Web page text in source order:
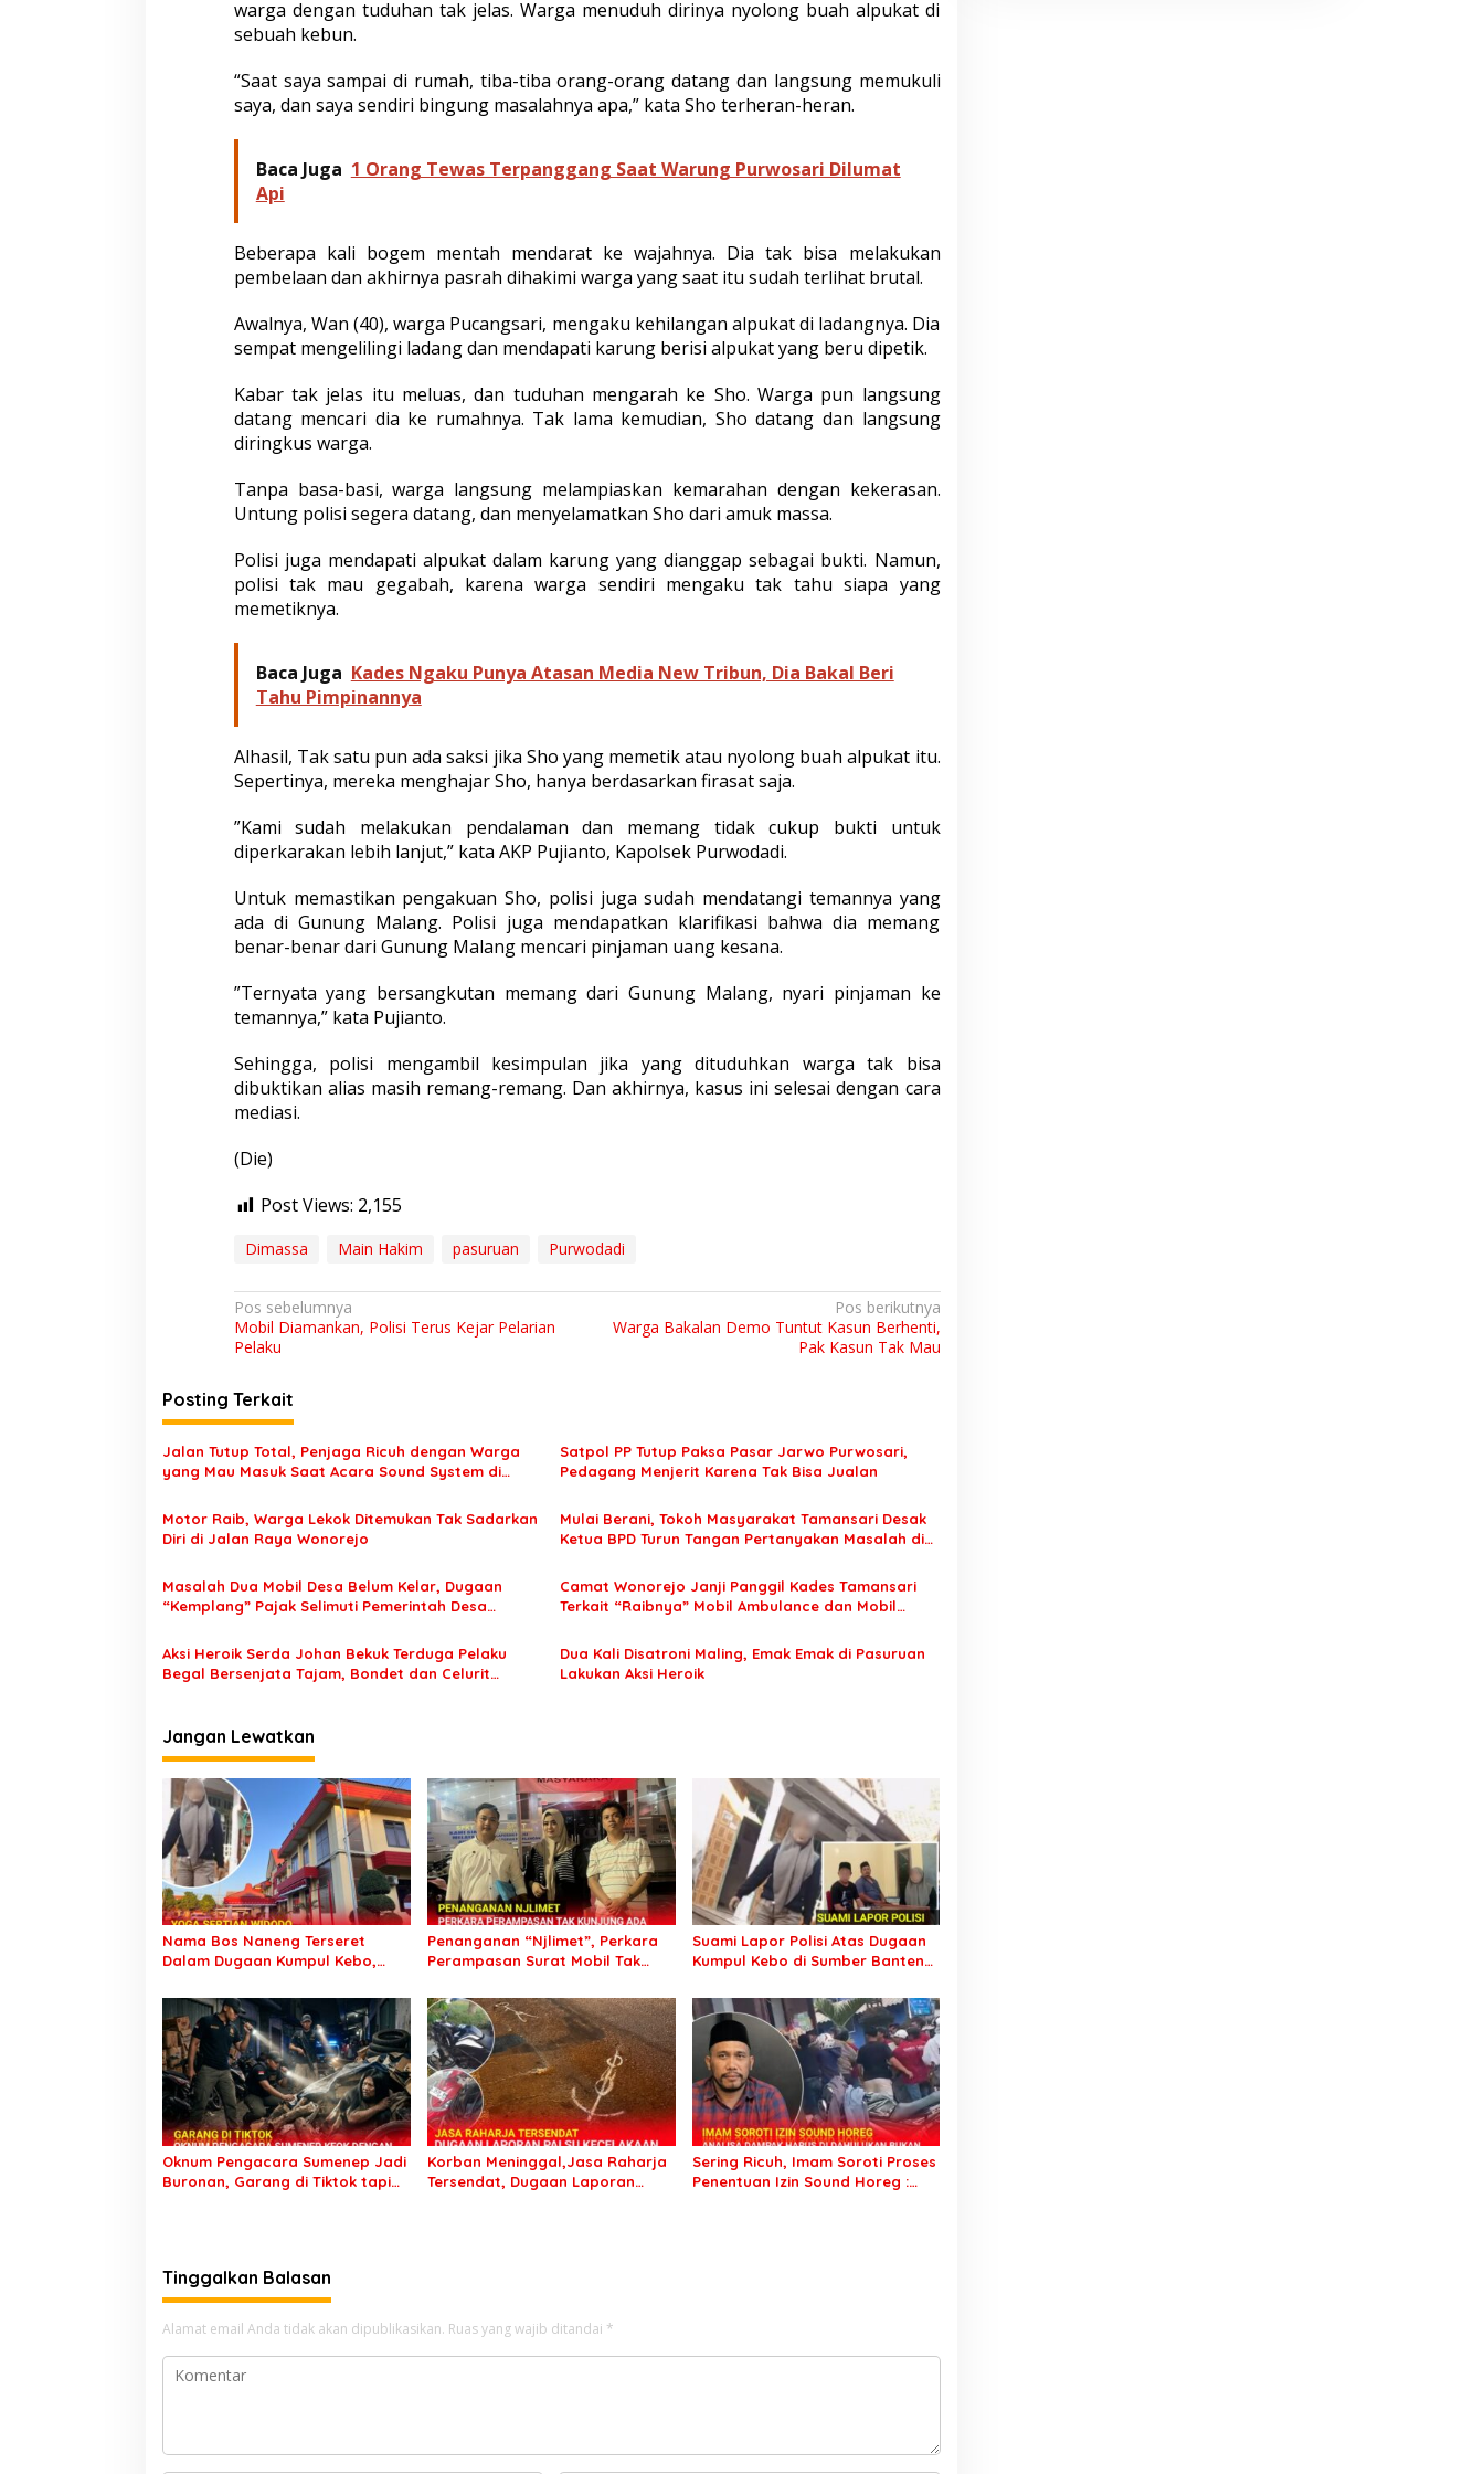
warga dengan tuduhan tak jelas. Warga menuduh dirinya nyolong buah alpukat di
sebuah kebun.
“Saat saya sampai di rumah, tiba-tiba orang-orang datang dan langsung memukuli
saya, dan saya sendiri bingung masalahnya apa,” kata Sho terheran-heran.
Baca Juga 1 Orang Tewas Terpanggang Saat Warung Purwosari Dilumat
Api
Beberapa kali bogem mentah mendarat ke wajahnya. Dia tak bisa melakukan
pembelaan dan akhirnya pasrah dihakimi warga yang saat itu sudah terlihat brutal.
Awalnya, Wan (40), warga Pucangsari, mengaku kehilangan alpukat di ladangnya. Dia
sempat mengelilingi ladang dan mendapati karung berisi alpukat yang beru dipetik.
Kabar tak jelas itu meluas, dan tuduhan mengarah ke Sho. Warga pun langsung
datang mencari dia ke rumahnya. Tak lama kemudian, Sho datang dan langsung
diringkus warga.
Tanpa basa-basi, warga langsung melampiaskan kemarahan dengan kekerasan.
Untung polisi segera datang, dan menyelamatkan Sho dari amuk massa.
Polisi juga mendapati alpukat dalam karung yang dianggap sebagai bukti. Namun,
polisi tak mau gegabah, karena warga sendiri mengaku tak tahu siapa yang
memetiknya.
Baca Juga Kades Ngaku Punya Atasan Media New Tribun, Dia Bakal Beri
Tahu Pimpinannya
Alhasil, Tak satu pun ada saksi jika Sho yang memetik atau nyolong buah alpukat itu.
Sepertinya, mereka menghajar Sho, hanya berdasarkan firasat saja.
”Kami sudah melakukan pendalaman dan memang tidak cukup bukti untuk
diperkarakan lebih lanjut,” kata AKP Pujianto, Kapolsek Purwodadi.
Untuk memastikan pengakuan Sho, polisi juga sudah mendatangi temannya yang
ada di Gunung Malang. Polisi juga mendapatkan klarifikasi bahwa dia memang
benar-benar dari Gunung Malang mencari pinjaman uang kesana.
”Ternyata yang bersangkutan memang dari Gunung Malang, nyari pinjaman ke
temannya,” kata Pujianto.
Sehingga, polisi mengambil kesimpulan jika yang dituduhkan warga tak bisa
dibuktikan alias masih remang-remang. Dan akhirnya, kasus ini selesai dengan cara
mediasi.
(Die)
Post Views: 2,155
Dimassa Main Hakim pasuruan Purwodadi
N
a
i
g
a
i
o
s
Pos sebelumnya
Mobil Diamankan, Polisi Terus Kejar Pelarian
Pelaku
Pos berikutnya
Warga Bakalan Demo Tuntut Kasun Berhenti,
Pak Kasun Tak Mau
Posting Terkait
Jalan Tutup Total, Penjaga Ricuh dengan Warga
yang Mau Masuk Saat Acara Sound System di
Satpol PP Tutup Paksa Pasar Jarwo Purwosari,
Pedagang Menjerit Karena Tak Bisa Jualan
Motor Raib, Warga Lekok Ditemukan Tak Sadarkan
Diri di Jalan Raya Wonorejo
Mulai Berani, Tokoh Masyarakat Tamansari Desak
Ketua BPD Turun Tangan Pertanyakan Masalah di
Masalah Dua Mobil Desa Belum Kelar, Dugaan
“Kemplang” Pajak Selimuti Pemerintah Desa
Camat Wonorejo Janji Panggil Kades Tamansari
Terkait “Raibnya” Mobil Ambulance dan Mobil
Aksi Heroik Serda Johan Bekuk Terduga Pelaku
Begal Bersenjata Tajam, Bondet dan Celurit
Dua Kali Disatroni Maling, Emak Emak di Pasuruan
Lakukan Aksi Heroik
Jangan Lewatkan
Nama Bos Naneng Terseret
Dalam Dugaan Kumpul Kebo,
Dipanggil Polisi
Penanganan “Njlimet”, Perkara
Perampasan Surat Mobil Tak
Setahun di Polres Pasuruan
Suami Lapor Polisi Atas Dugaan
Kumpul Kebo di Sumber Banteng
Ditangkap
Oknum Pengacara Sumenep Jadi
Buronan, Garang di Tiktok tapi
Korban Meninggal,Jasa Raharja
Tersendat, Dugaan Laporan
Sering Ricuh, Imam Soroti Proses
Penentuan Izin Sound Horeg :
Tinggalkan Balasan
Alamat email Anda tidak akan dipublikasikan. Ruas yang wajib ditandai *